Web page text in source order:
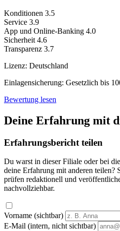
Konditionen 3.5
Service 3.9
App und Online-Banking 4.0
Sicherheit 4.6
Transparenz 3.7
Lizenz: Deutschland
Einlagensicherung: Gesetzlich bis
Bewertung lesen
Deine Erfahrung mit
Erfahrungsbericht teilen
Du warst in dieser Filiale oder bei
deine Erfahrung mit anderen teilen?
prüfen redaktionell und
nachvollziehbar.
Vorname (sichtbar)
E-Mail (intern, nicht sichtbar)